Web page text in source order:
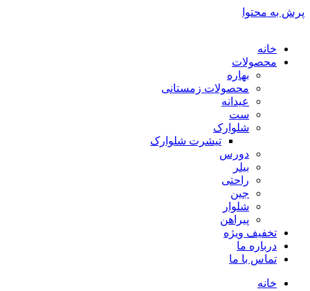
پرش به محتوا
خانه
محصولات
بهاره
محصولات زمستانی
عیدانه
ست
شلوارک
تیشرت شلوارک
دورس
بیلر
راحتی
جین
شلوار
پیراهن
تخفیف ویژه
درباره ما
تماس با ما
خانه